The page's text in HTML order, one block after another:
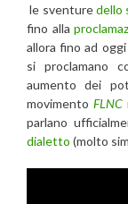
le sventuredello
fino alla
allora fino ad
si proclamano
aumento dei
movimento FLNC
parlano
dialetto (molto